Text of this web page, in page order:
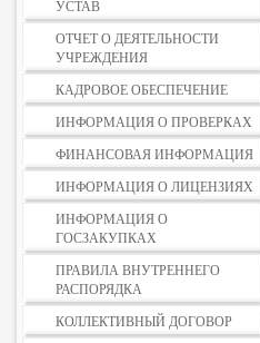
УСТАВ
ОТЧЕТ О ДЕЯТЕЛЬНОСТИ
УЧРЕЖДЕНИЯ
КАДРОВОЕ ОБЕСПЕЧЕНИЕ
ИНФОРМАЦИЯ О ПРОВЕРКАХ
ФИНАНСОВАЯ ИНФОРМАЦИЯ
ИНФОРМАЦИЯ О ЛИЦЕНЗИЯХ
ИНФОРМАЦИЯ О
ГОСЗАКУПКАХ
ПРАВИЛА ВНУТРЕННЕГО
РАСПОРЯДКА
КОЛЛЕКТИВНЫЙ ДОГОВОР